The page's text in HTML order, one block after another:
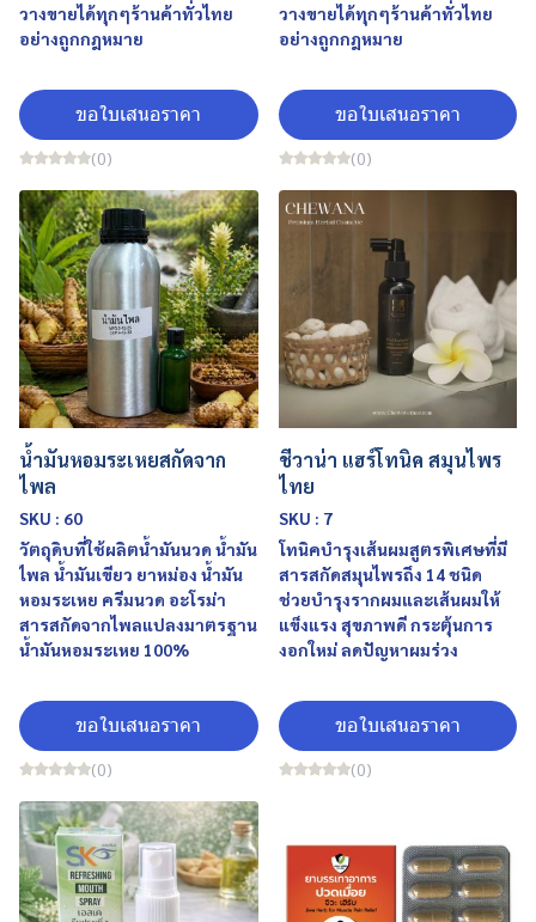
วางขายได้ทุกๆร้านค้าทั่วไทย
อย่างถูกกฎหมาย
ขอใบเสนอราคา
(0)
วางขายได้ทุกๆร้านค้าทั่วไทย
อย่างถูกกฎหมาย
ขอใบเสนอราคา
(0)
น้ำมันหอมระเหยสกัดจาก
ไพล
SKU : 60
วัตถุดิบที่ใช้ผลิตน้ำมันนวด น้ำมัน
ไพล น้ำมันเขียว ยาหม่อง น้ำมัน
หอมระเหย ครีมนวด อะโรม่า
สารสกัดจากไพลแปลงมาตรฐาน
น้ำมันหอมระเหย 100%
ขอใบเสนอราคา
(0)
ชีวาน่า แฮร์โทนิค สมุนไพร
ไทย
SKU : 7
โทนิคบำรุงเส้นผมสูตรพิเศษที่มี
สารสกัดสมุนไพรถึง 14 ชนิด
ช่วยบำรุงรากผมและเส้นผมให้
แข็งแรง สุขภาพดี กระตุ้นการ
งอกใหม่ ลดปัญหาผมร่วง
ขอใบเสนอราคา
(0)